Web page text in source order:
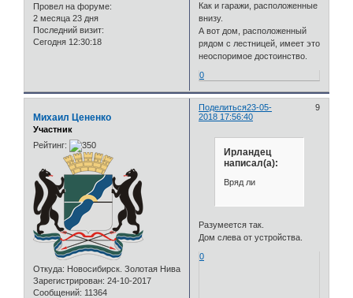
Провел на форуме:
2 месяца 23 дня
Последний визит:
Сегодня 12:30:18
Как и гаражи, расположенные
внизу.
А вот дом, расположенный
рядом с лестницей, имеет это
неоспоримое достоинство.
0
Поделиться 9
23-05-
2018 17:56:40
Михаил Цененко
Участник
Рейтинг:
Откуда: Новосибирск. Золотая Нива
Зарегистрирован: 24-10-2017
Сообщений: 11364
Ирландец
написал(а):
Вряд ли
Разумеется так.
Дом слева от устройства.
0